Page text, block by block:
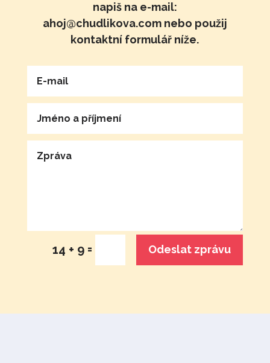
napiš na e-mail:
ahoj@chudlikova.com nebo použij
kontaktní formulář níže.
14 + 9 = Odeslat zprávu